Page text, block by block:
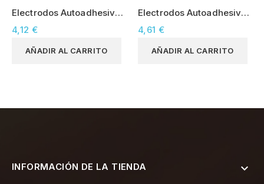
Electrodos Autoadhesivos
Cuadrados 50x50mm
4,12 €
AÑADIR AL CARRITO
Electrodos Autoadhesivos
Rectangulares 50x90mm
4,61 €
AÑADIR AL CARRITO
INFORMACIÓN DE LA TIENDA 